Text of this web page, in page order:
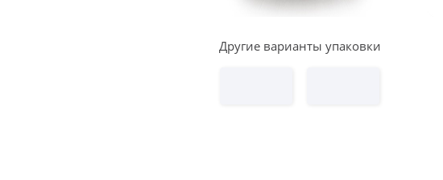
Другие варианты упаковки